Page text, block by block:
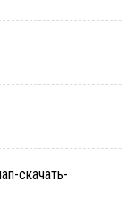
скачать-